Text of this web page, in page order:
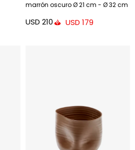
marrón oscuro Ø 21 cm - Ø 32 cm
USD 210 USD 179